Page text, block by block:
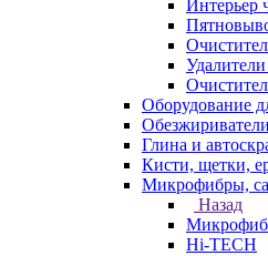
Интерьер
Оборудование
Обезжириватели
Глина и
Кисти, щетки,
Микрофибры,
Назад
Hi-TECH